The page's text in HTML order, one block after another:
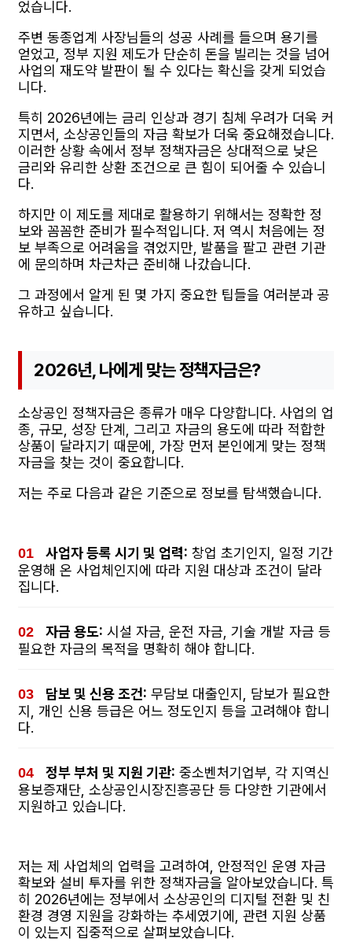
었습니다.
주변 동종업계 사장님들의 성공 사례를 들으며 용기를
얻었고, 정부 지원 제도가 단순히 돈을 빌리는 것을 넘어
사업의 재도약 발판이 될 수 있다는 확신을 갖게 되었습
니다.
특히 2026년에는 금리 인상과 경기 침체 우려가 더욱 커
지면서, 소상공인들의 자금 확보가 더욱 중요해졌습니다.
이러한 상황 속에서 정부 정책자금은 상대적으로 낮은
금리와 유리한 상환 조건으로 큰 힘이 되어줄 수 있습니
다.
하지만 이 제도를 제대로 활용하기 위해서는 정확한 정
보와 꼼꼼한 준비가 필수적입니다. 저 역시 처음에는 정
보 부족으로 어려움을 겪었지만, 발품을 팔고 관련 기관
에 문의하며 차근차근 준비해 나갔습니다.
그 과정에서 알게 된 몇 가지 중요한 팁들을 여러분과 공
유하고 싶습니다.
2026년, 나에게 맞는 정책자금은?
소상공인 정책자금은 종류가 매우 다양합니다. 사업의 업
종, 규모, 성장 단계, 그리고 자금의 용도에 따라 적합한
상품이 달라지기 때문에, 가장 먼저 본인에게 맞는 정책
자금을 찾는 것이 중요합니다.
저는 주로 다음과 같은 기준으로 정보를 탐색했습니다.
사업자 등록 시기 및 업력: 창업 초기인지, 일정 기간
운영해 온 사업체인지에 따라 지원 대상과 조건이 달라
집니다.
자금 용도: 시설 자금, 운전 자금, 기술 개발 자금 등
필요한 자금의 목적을 명확히 해야 합니다.
담보 및 신용 조건: 무담보 대출인지, 담보가 필요한
지, 개인 신용 등급은 어느 정도인지 등을 고려해야 합니
다.
정부 부처 및 지원 기관: 중소벤처기업부, 각 지역신
용보증재단, 소상공인시장진흥공단 등 다양한 기관에서
지원하고 있습니다.
저는 제 사업체의 업력을 고려하여, 안정적인 운영 자금
확보와 설비 투자를 위한 정책자금을 알아보았습니다. 특
히 2026년에는 정부에서 소상공인의 디지털 전환 및 친
환경 경영 지원을 강화하는 추세였기에, 관련 지원 상품
이 있는지 집중적으로 살펴보았습니다.